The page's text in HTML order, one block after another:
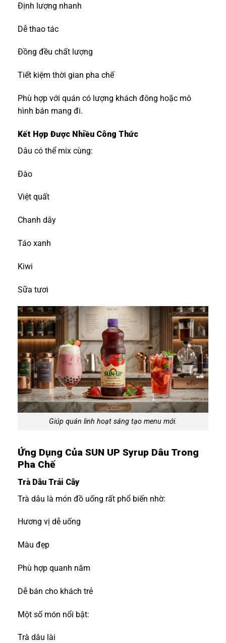
Định lượng nhanh
Dễ thao tác
Đồng đều chất lượng
Tiết kiệm thời gian pha chế
Phù hợp với quán có lượng khách đông hoặc mô
hình bán mang đi.
Kết Hợp Được Nhiều Công Thức
Dâu có thể mix cùng:
Đào
Việt quất
Chanh dây
Táo xanh
Kiwi
Sữa tươi
Giúp quán linh hoạt sáng tạo menu mới.
Ứng Dụng Của SUN UP Syrup Dâu Trong
Pha Chế
Trà Dâu Trái Cây
Trà dâu là món đồ uống rất phổ biến nhờ:
Hương vị dễ uống
Màu đẹp
Phù hợp quanh năm
Dễ bán cho khách trẻ
Một số món nổi bật:
Trà dâu lài